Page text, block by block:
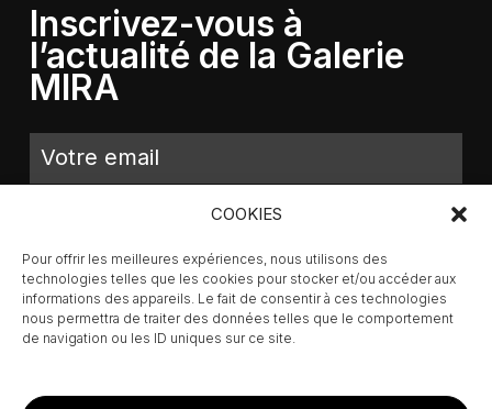
COOKIES
Pour offrir les meilleures expériences, nous utilisons des
technologies telles que les cookies pour stocker et/ou accéder aux
informations des appareils. Le fait de consentir à ces technologies
nous permettra de traiter des données telles que le comportement
de navigation ou les ID uniques sur ce site.
Inscrivez-vous à
l’actualité de la Galerie
MIRA